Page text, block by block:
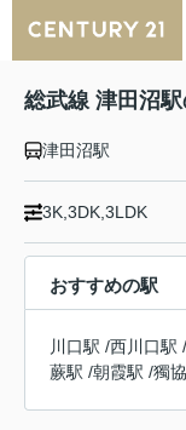
総武線 津田沼
津田沼駅
3K,3DK,3LDK
おすすめの駅
川口駅 /西川口駅 /
蕨駅 /朝霞駅 /獨